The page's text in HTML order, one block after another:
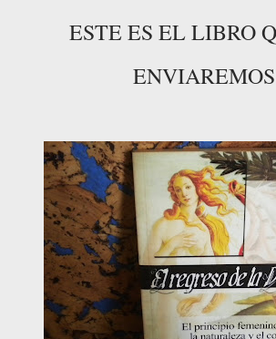
ESTE ES EL LIBRO QUE TE
ENVIAREMOS